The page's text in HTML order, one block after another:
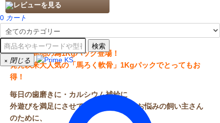
0 カート
検索
× 閉じる
レビューを見る
熊本産直送 馬ろく軟骨 1kg入り
大人気商品の為1Kgパック登場！
発売以来大人気の「馬ろく軟骨」1Kgパックでとってもお
得！
毎日の歯磨きに・カルシウム補給に
外遊びを満足にさせてあげられない とお悩みの飼い主さん
のために、